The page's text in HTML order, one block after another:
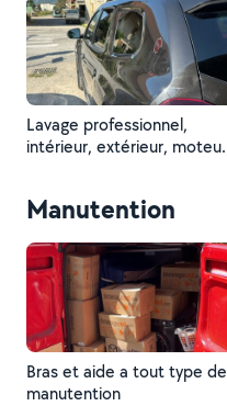
Lavage professionnel,
intérieur, extérieur, moteur
Manutention
Bras et aide a tout type de
manutention